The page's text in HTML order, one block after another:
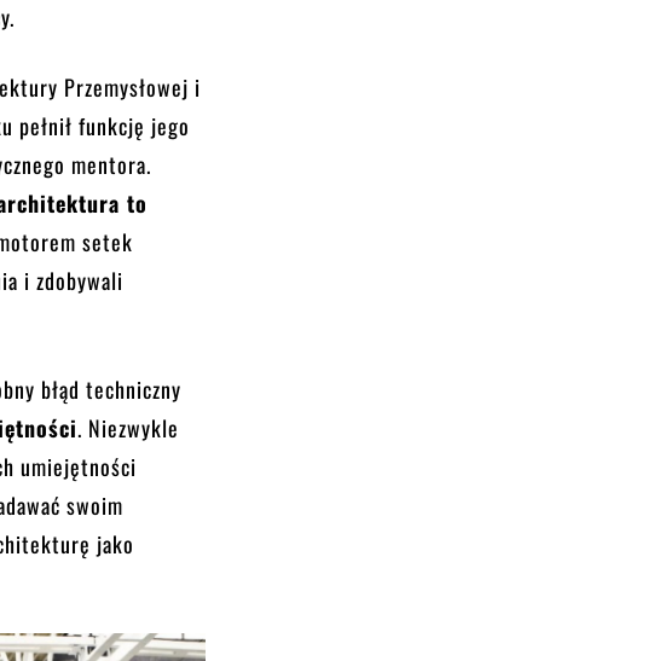
Przemysłowej i
pełnił funkcję jego
mentora.
to
setek
i zdobywali
błąd techniczny
. Niezwykle
umiejętności
swoim
jako